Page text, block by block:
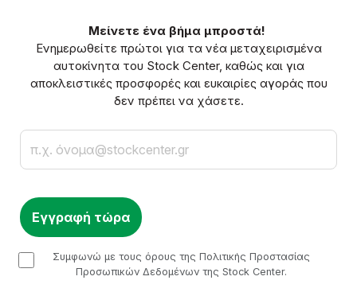
Μείνετε ένα βήμα μπροστά!
Ενημερωθείτε πρώτοι για τα νέα μεταχειρισμένα
αυτοκίνητα του Stock Center, καθώς και για
αποκλειστικές προσφορές και ευκαιρίες αγοράς που
δεν πρέπει να χάσετε.
checkbox
Συμφωνώ με τους όρους της Πολιτικής Προστασίας
Προσωπικών Δεδομένων της Stock Center.